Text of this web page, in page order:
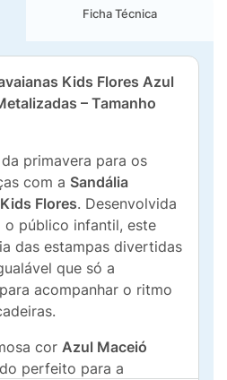
Ficha Técnica
Kids Flores Azul
– Tamanho
primavera para os
com a Sandália
Flores. Desenvolvida
o público infantil, este
das estampas divertidas
que só a
acompanhar o ritmo
cor Azul Maceió
perfeito para a